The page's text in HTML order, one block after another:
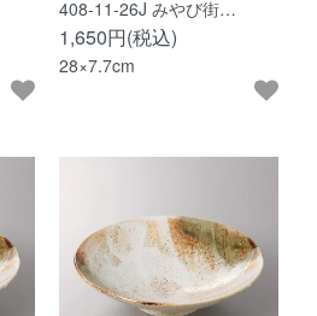
408-11-26J みやび街…
1,650円(税込)
28×7.7cm